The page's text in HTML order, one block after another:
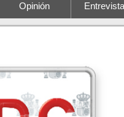
Opinión